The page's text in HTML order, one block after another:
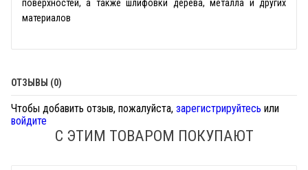
поверхностей, а также шлифовки дерева, металла и других
материалов
ОТЗЫВЫ (0)
Чтобы добавить отзыв, пожалуйста, зарегистрируйтесь или
войдите
С ЭТИМ ТОВАРОМ ПОКУПАЮТ